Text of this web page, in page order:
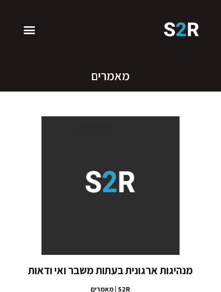
מאמרים
מנהיגות ארגונית בעתות משבר ואי ודאות
S2R | מאמרים